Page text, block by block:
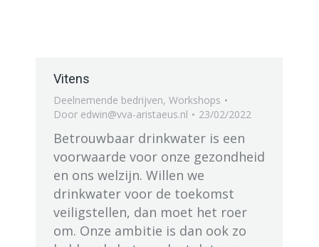
Vitens
Deelnemende bedrijven, Workshops
Door edwin@vva-aristaeus.nl 23/02/2022
Betrouwbaar drinkwater is een
voorwaarde voor onze gezondheid
en ons welzijn. Willen we
drinkwater voor de toekomst
veiligstellen, dan moet het roer
om. Onze ambitie is dan ook zo